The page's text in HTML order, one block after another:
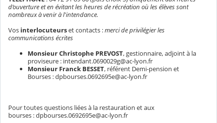
d’ouverture et en évitant les heures de récréation où les élèves sont
nombreux à venir à l'intendance.
Vos interlocuteurset contacts :merci de privilégier les
communications écrites
Monsieur Christophe PREVOST, gestionnaire, adjoint à la
proviseure : intendant.0690029g@ac-lyon.fr
Monsieur Franck BESSET, référent Demi-pension et
Bourses : dpbourses.0692695e@ac-lyon.fr
Pour toutes questions liées à la restauration et aux
bourses : dpbourses.0692695e@ac-lyon.fr